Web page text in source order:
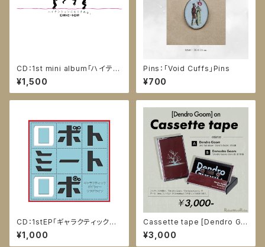
CD：1st mini album「ハイテン
ションになりきれない」
¥1,500
Pins：「Void Cuffs」Pins
¥700
CD：1stEP「ギャラクティックボ
イジャー・ラブアゲイン」
¥1,000
Cassette tape [Dendro Go
om]
¥3,000